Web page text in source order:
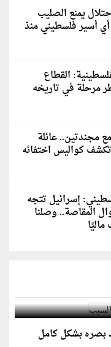
يمنع الصليب
أي أسير فلسطيني منذ
القطاع
مرحلة في تاريخه
مجندتين.. عائلة
تكشف كواليس اختفائه
إسرائيل تتجه
المقاصة.. وصلنا
السبب
بصره بشكل كامل